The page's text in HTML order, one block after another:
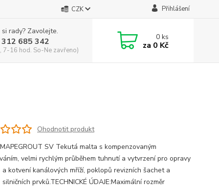
CZK Přihlášení
rady? Zavolejte.
685 342
7-16 hod. So-Ne zavřeno)
0ks
za 0 Kč
Ohodnotit produkt
SV Tekutá malta s kompenzovaným
velmi rychlým průběhem tuhnutí a vytvrzení pro opravy
kotvení kanálových mříží, poklopů revizních šachet a
prvků.TECHNICKÉ ÚDAJE:Maximální rozměr